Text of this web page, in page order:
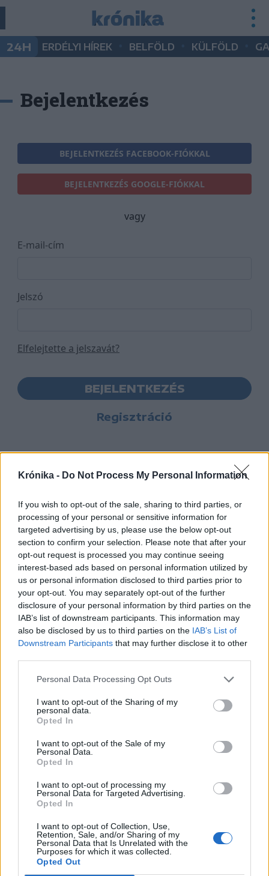
Krónika - Do Not Process My Personal Information
If you wish to opt-out of the sale, sharing to third parties, or
processing of your personal or sensitive information for
targeted advertising by us, please use the below opt-out
section to confirm your selection. Please note that after your
opt-out request is processed you may continue seeing
interest-based ads based on personal information utilized by
us or personal information disclosed to third parties prior to
your opt-out. You may separately opt-out of the further
disclosure of your personal information by third parties on the
IAB’s list of downstream participants. This information may
also be disclosed by us to third parties on the IAB’s List of
Downstream Participants that may further disclose it to other
Personal Data Processing Opt Outs
I want to opt-out of the Sharing of my
personal data.
Opted In
I want to opt-out of the Sale of my
Personal Data.
Opted In
I want to opt-out of processing my
Personal Data for Targeted Advertising.
Opted In
I want to opt-out of Collection, Use,
Retention, Sale, and/or Sharing of my
Personal Data that Is Unrelated with the
Purposes for which it was collected.
Opted Out
24H ERDÉLYI HÍREK BELFÖLD KÜLFÖLD
Bejelentkezés
BEJELENTKEZÉS FACEBOOK-FIÓKKAL
BEJELENTKEZÉS GOOGLE-FIÓKKAL
vagy
E-mail-cím
Jelszó
Elfelejtette a jelszavát?
BEJELENTKEZÉS
Regisztráció
Hasznos
Impresszum
Szerzői jogok
Adatvédelmi tájékoztató
Cookie-kezelési tájékoztató
Nyomtatott lapjaink archívuma
Médiaajánlat
Sütibeállítások
Médiatér
Székely Sport
Liget
Bihari Napló